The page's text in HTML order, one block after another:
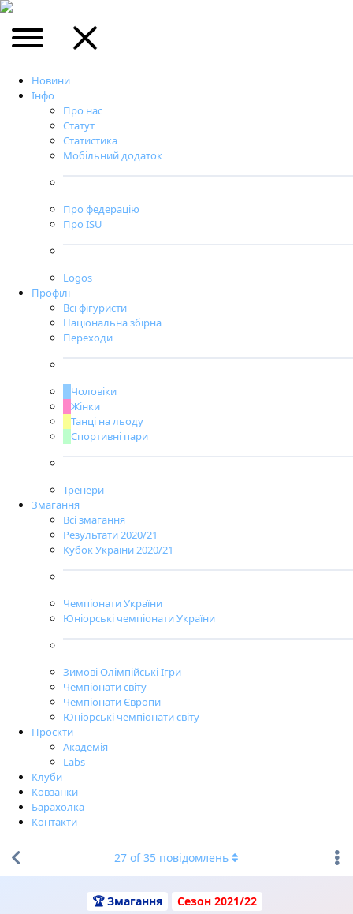
Новини
Інфо
Про нас
Статут
Статистика
Мобільний додаток
Про федерацію
Про ISU
Logos
Профілі
Всі фігуристи
Національна збірна
Переходи
Чоловіки
Жінки
Танці на льоду
Спортивні пари
Тренери
Змагання
Всі змагання
Результати 2020/21
Кубок України 2020/21
Чемпіонати України
Юніорські чемпіонати України
Зимові Олімпійські Ігри
Чемпіонати світу
Чемпіонати Європи
Юніорські чемпіонати світу
Проєкти
Академія
Labs
Клуби
Ковзанки
Барахолка
Контакти
🏆 Змагання Сезон 2021/22
27 of35 повідомлень